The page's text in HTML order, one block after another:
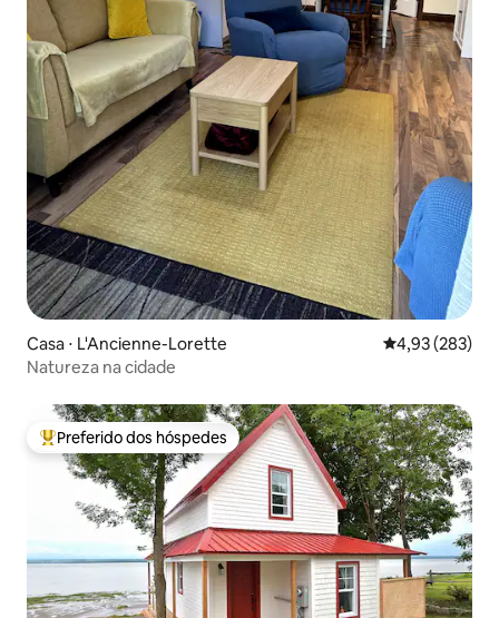
Casa ⋅ L'Ancienne-Lorette 4,93 de uma
4,93 (283)
Natureza na cidade
Entre os melhores preferidos dos hóspedes
Preferido dos hóspedes